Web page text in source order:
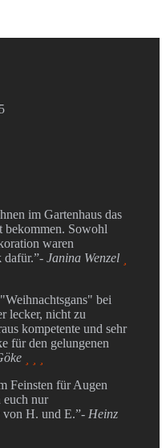
im Gartenhaus das
bekommen. Sowohl
waren
dafür.”- Janina Wenzel
bei
lecker, nicht zu
kompetente und sehr
für den gelungenen
Feinsten für Augen
euch nur
von H. und E.”- Heinz